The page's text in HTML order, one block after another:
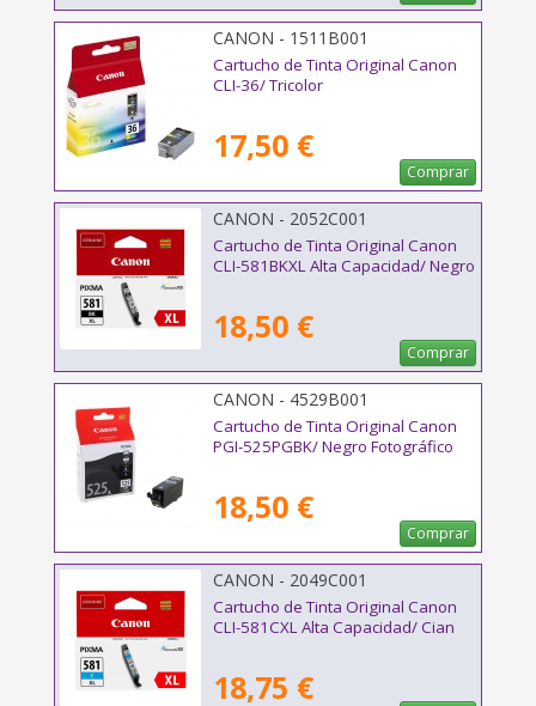
CANON - 1511B001
Cartucho de Tinta Original Canon
CLI-36/ Tricolor
17,50 €
Comprar
CANON - 2052C001
Cartucho de Tinta Original Canon
CLI-581BKXL Alta Capacidad/ Negro
18,50 €
Comprar
CANON - 4529B001
Cartucho de Tinta Original Canon
PGI-525PGBK/ Negro Fotográfico
18,50 €
Comprar
CANON - 2049C001
Cartucho de Tinta Original Canon
CLI-581CXL Alta Capacidad/ Cian
18,75 €